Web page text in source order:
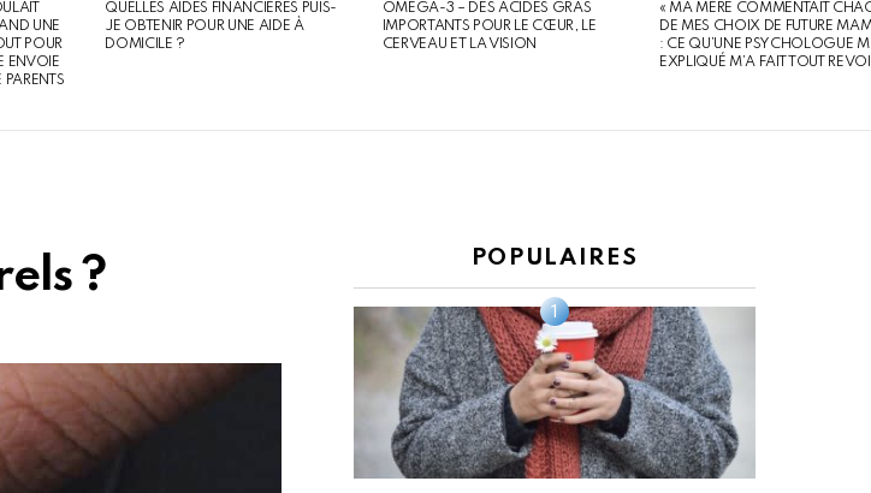
UNE
POUR
ENVOIE
QUELLES AIDES FINANCIÈRES PUIS-
JE OBTENIR POUR UNE AIDE À
DOMICILE ?
OMÉGA-3 – DES ACIDES GRAS
IMPORTANTS POUR LE CŒUR, LE
CERVEAU ET LA VISION
« MA MÈRE COMMENTAIT
DE MES CHOIX DE FUTURE
: CE QU’UNE PSYCHOLOGUE
EXPLIQUÉ M’A FAIT TOUT
? POPULAIRES